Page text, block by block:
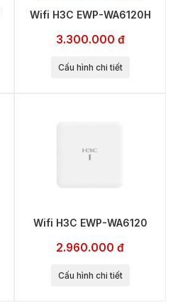
Wifi H3C EWP-WA6120H
3.300.000 đ
Cấu hình chi tiết
Wifi H3C EWP-WA6120
2.960.000 đ
Cấu hình chi tiết